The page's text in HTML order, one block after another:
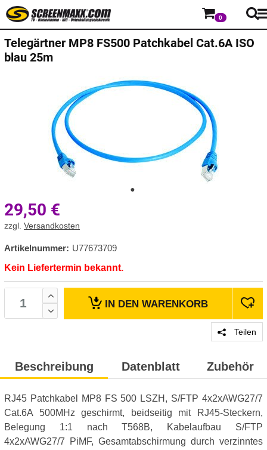
0
Telegärtner MP8 FS500 Patchkabel Cat.6A ISO
blau 25m
29,50 €
zzgl. Versandkosten
Artikelnummer: U77673709
Kein Liefertermin bekannt.
IN DEN WARENKORB
Teilen
Beschreibung Datenblatt Zubehör
RJ45 Patchkabel MP8 FS 500 LSZH, S/FTP 4x2xAWG27/7
Cat.6A 500MHz geschirmt, beidseitig mit RJ45-Steckern,
Belegung 1:1 nach T568B, Kabelaufbau S/FTP
4x2xAWG27/7 PiMF, Gesamtabschirmung durch verzinntes